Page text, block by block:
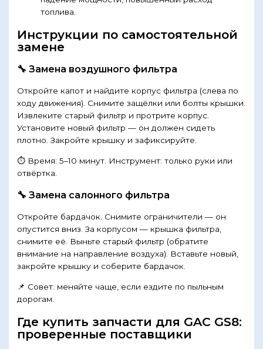
топлива.
Инструкции по самостоятельной
замене
🔧 Замена воздушного фильтра
Откройте капот и найдите корпус фильтра (слева по
ходу движения). Снимите защёлки или болты крышки.
Извлеките старый фильтр и протрите корпус.
Установите новый фильтр — он должен сидеть
плотно. Закройте крышку и зафиксируйте.
⏱ Время: 5–10 минут. Инструмент: только руки или
отвёртка.
🔧 Замена салонного фильтра
Откройте бардачок. Снимите ограничители — он
опустится вниз. За корпусом — крышка фильтра,
снимите её. Выньте старый фильтр (обратите
внимание на направление воздуха). Вставьте новый,
закройте крышку и соберите бардачок.
📌 Совет: меняйте чаще, если ездите по пыльным
дорогам.
Где купить запчасти для GAC GS8:
проверенные поставщики